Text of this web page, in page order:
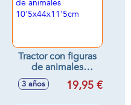
Tractor con figuras
de animales
10'5x44x11'5cm
3 años 19,95 €